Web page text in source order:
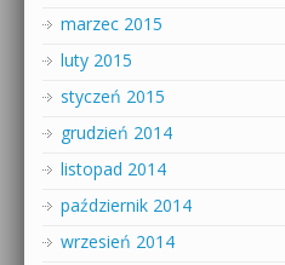
marzec 2015
luty 2015
styczeń 2015
grudzień 2014
listopad 2014
październik 2014
wrzesień 2014